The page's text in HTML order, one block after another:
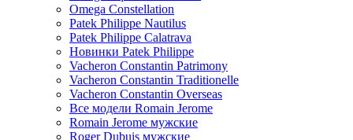
Omega Constellation
Patek Philippe Nautilus
Patek Philippe Calatrava
Новинки Patek Philippe
Vacheron Constantin Patrimony
Vacheron Constantin Traditionelle
Vacheron Constantin Overseas
Все модели Romain Jerome
Romain Jerome мужские
Roger Dubuis мужские